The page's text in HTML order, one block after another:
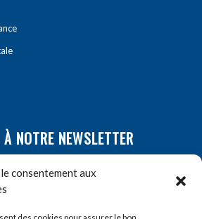
consentement aux
NOTRE NEWSLETTER